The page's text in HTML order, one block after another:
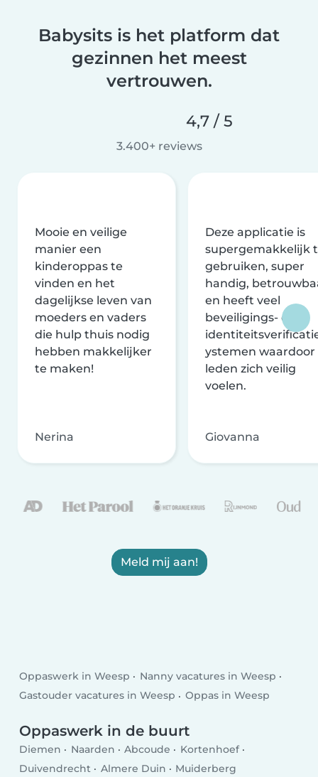
Babysits is het platform dat
gezinnen het meest
vertrouwen.
4,7 / 5
3.400+ reviews
Mooie en veilige
manier een
kinderoppas te
vinden en het
dagelijkse leven van
moeders en vaders
die hulp thuis nodig
hebben makkelijker
te maken!
Nerina
Deze applicatie is
supergemakkelijk
gebruiken, super
handig,
en heeft veel
beveiligings- en
ystemen waardoor
leden zich veilig
voelen.
Giovanna
Meld mij aan!
Oppaswerk in Weesp
Nanny vacatures in Weesp
Gastouder vacatures in Weesp
Oppas in Weesp
Oppaswerk in de buurt
Diemen Naarden Abcoude
Kortenhoef
Duivendrecht
Almere Duin Muiderberg